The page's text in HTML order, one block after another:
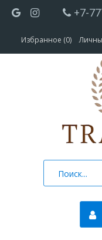
+7-
Избранное (0)